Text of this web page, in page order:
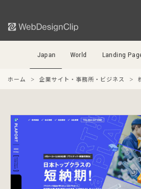
Japan World Landing
ホーム 企業サイト・事務所・ビジネス